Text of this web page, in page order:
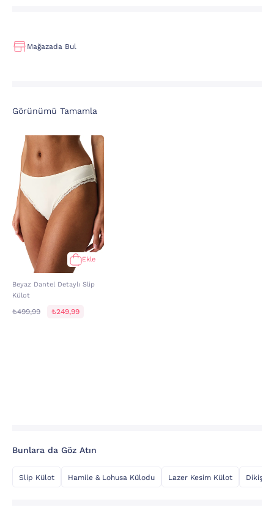
Mağazada Bul
Görünümü Tamamla
Ekle
Beyaz Dantel Detaylı Slip
Külot
₺499,99 ₺249,99
Bunlara da Göz Atın
Slip Külot Hamile & Lohusa Külodu Lazer Kesim Külot